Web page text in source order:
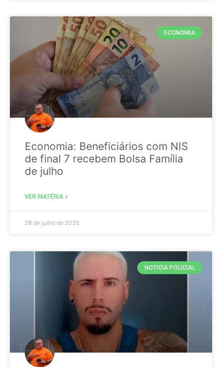
ECONOMIA
Economia: Beneficiários com NIS
de final 7 recebem Bolsa Família
de julho
VER MATÉRIA »
28 de julho de 2026
NOTICIA POLICIAL